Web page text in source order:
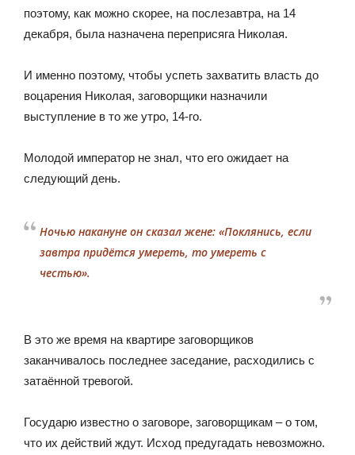
поэтому, как можно скорее, на послезавтра, на 14
декабря, была назначена переприсяга Николая.
И именно поэтому, чтобы успеть захватить власть до
воцарения Николая, заговорщики назначили
выступление в то же утро, 14-го.
Молодой император не знал, что его ожидает на
следующий день.
Ночью накануне он сказал жене: «Поклянись, если
завтра придётся умереть, то умереть с
честью».
В это же время на квартире заговорщиков
заканчивалось последнее заседание, расходились с
затаённой тревогой.
Государю известно о заговоре, заговорщикам – о том,
что их действий ждут. Исход предугадать невозможно.